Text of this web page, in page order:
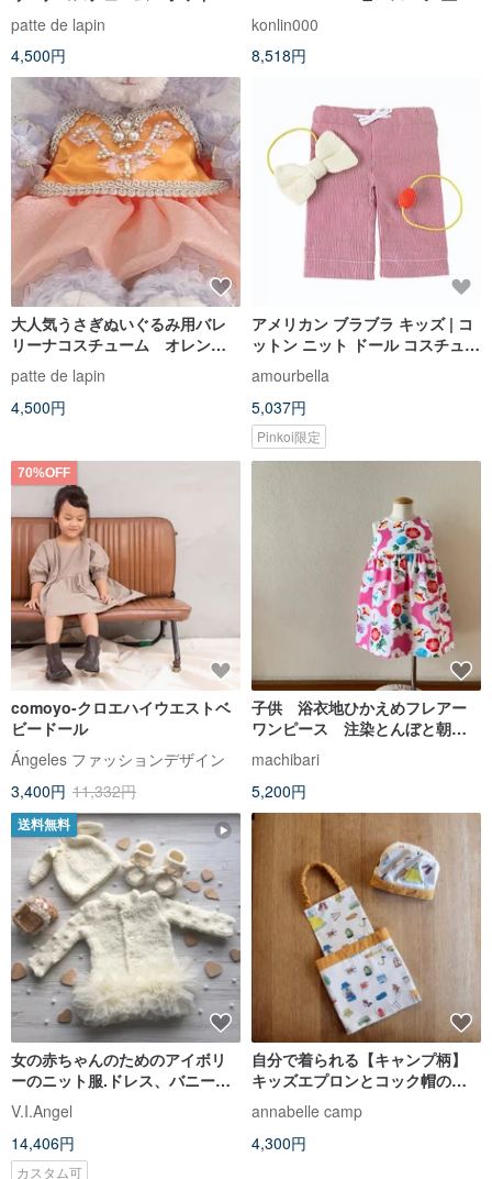
チュチュ ver
patte de lapin
4,500円
の夜
konlin000
8,518円
大人気うさぎぬいぐるみ用バレ
リーナコスチューム オレンジ
チュチュ ver
patte de lapin
4,500円
アメリカン ブラブラ キッズ | コ
ットン ニット ドール コスチュー
ム/変身 (ラージのみ)-クラウン ピ
エロ
amourbella
5,037円
Pinkoi限定
70%OFF
comoyo-クロエハイウエストベ
ビードール
Ángeles ファッションデザイン
3,400円 11,332円
子供 浴衣地ひかえめフレアー
ワンピース 注染とんぼと朝
顔・ピンク地 80ー130サイズ・
受注製作
machibari
5,200円
送料無料
女の赤ちゃんのためのアイボリ
ーのニット服.ドレス、バニーハ
ット、バニーブーツ。
V.I.Angel
14,406円
カスタム可
自分で着られる【キャンプ柄】
キッズエプロンとコック帽のセ
annabelle camp
4,300円